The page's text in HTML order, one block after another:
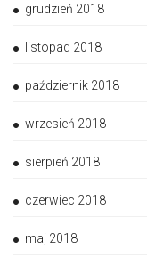
grudzień 2018
listopad 2018
październik 2018
wrzesień 2018
sierpień 2018
czerwiec 2018
maj 2018